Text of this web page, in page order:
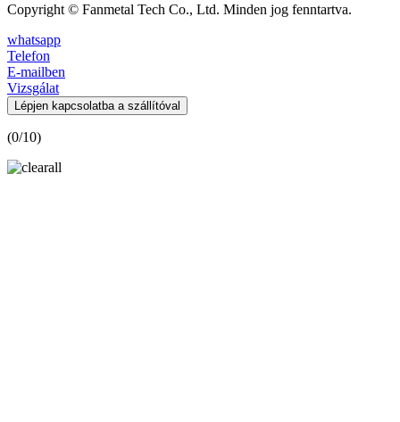
Copyright © Fanmetal Tech Co., Ltd. Minden jog fenntartva.
whatsapp
Telefon
E-mailben
Vizsgálat
Lépjen kapcsolatba a szállítóval
(0/10)